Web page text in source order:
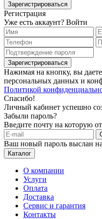
Зарегистрироваться
Регистрация
Уже есть аккаунт? Войти
Зарегистрироваться
Нажимая на кнопку, вы даете
персональных данных и
Политикой
Спасибо!
Личный кабинет успешно
Забыли пароль?
Введите почту на которую
Ваш новый пароль выслан
Каталог
О компании
Услуги
Оплата
Доставка
Сервис и гарантия
Контакты